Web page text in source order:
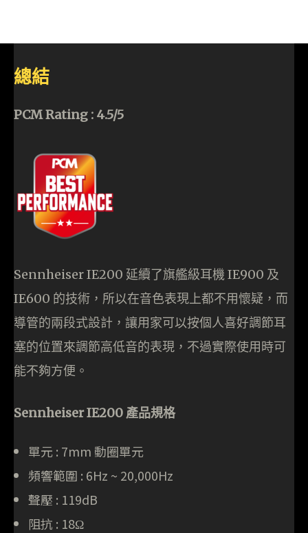
總結
PCM Rating : 4.5/5
Sennheiser IE200 延續了旗艦級耳機 IE900 及
IE600 的技術，所以在音色表現上都不用懷疑，而
導管的兩段式設計，讓用家可以按個人喜好調節耳
塞的位置來調節高低音的表現，不過實際使用時可
能不夠方便。
Sennheiser IE200 產品規格
單元 : 7mm 動圈單元
頻響範圍 : 6Hz ~ 20,000Hz
聲壓 : 119dB
阻抗 : 18Ω